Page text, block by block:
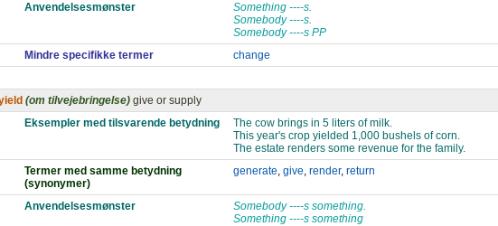
Anvendelsesmønster
Something ----s.
Somebody ----s.
Somebody ----s PP
Mindre specifikke termer
change
(om tilvejebringelse) give or supply
Eksempler med tilsvarende betydning
The cow brings in 5 liters of milk.
This year's crop yielded 1,000 bushels of corn.
The estate renders some revenue for the family.
Termer med samme betydning
(synonymer)
generate, give, render, return
Anvendelsesmønster
Somebody ----s something.
Something ----s something